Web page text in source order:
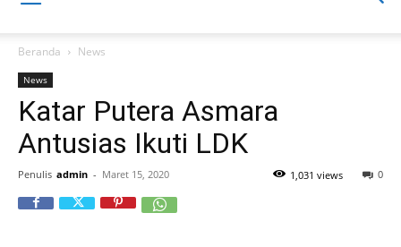
Beranda News
News
Katar Putera Asmara
Antusias Ikuti LDK
Penulis admin - Maret 15, 2020 0
1,031 views